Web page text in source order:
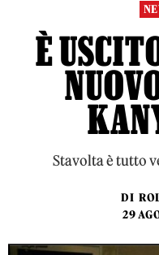
È
Stavolta è tutto
DI
29